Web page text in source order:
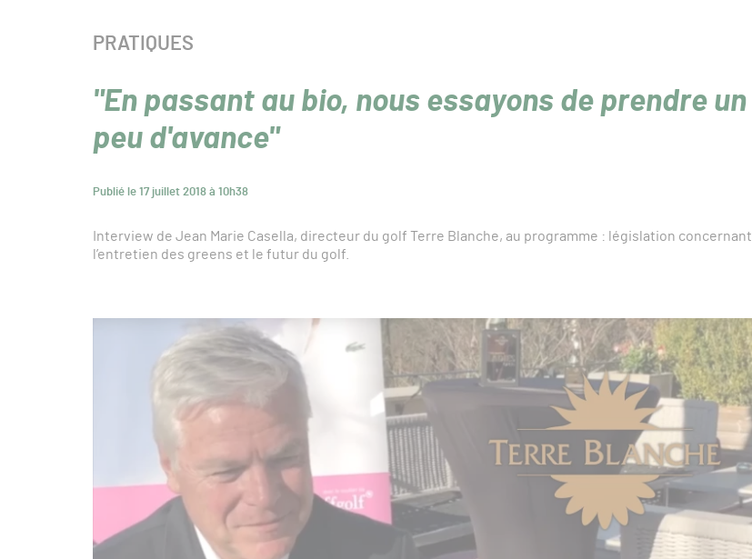
"En passant au bio, nous essayons de prendre un
peu d'avance"
Publié le 17 juillet 2018 à 10h38
CATÉGORIE :
PRATIQUES
Interview de Jean Marie Casella, directeur du golf Terre Blanche, au programme : législation concernant
l’entretien des greens et le futur du golf.